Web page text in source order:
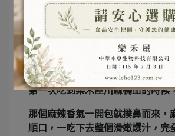
香麻濃郁、滑嫩入味！五星飯店
第一次吃到樂禾屋川麻鴨血的時候
那個麻辣香氣一開包就撲鼻而來，
順口，一吃下去整個滑嫩爆汁，完